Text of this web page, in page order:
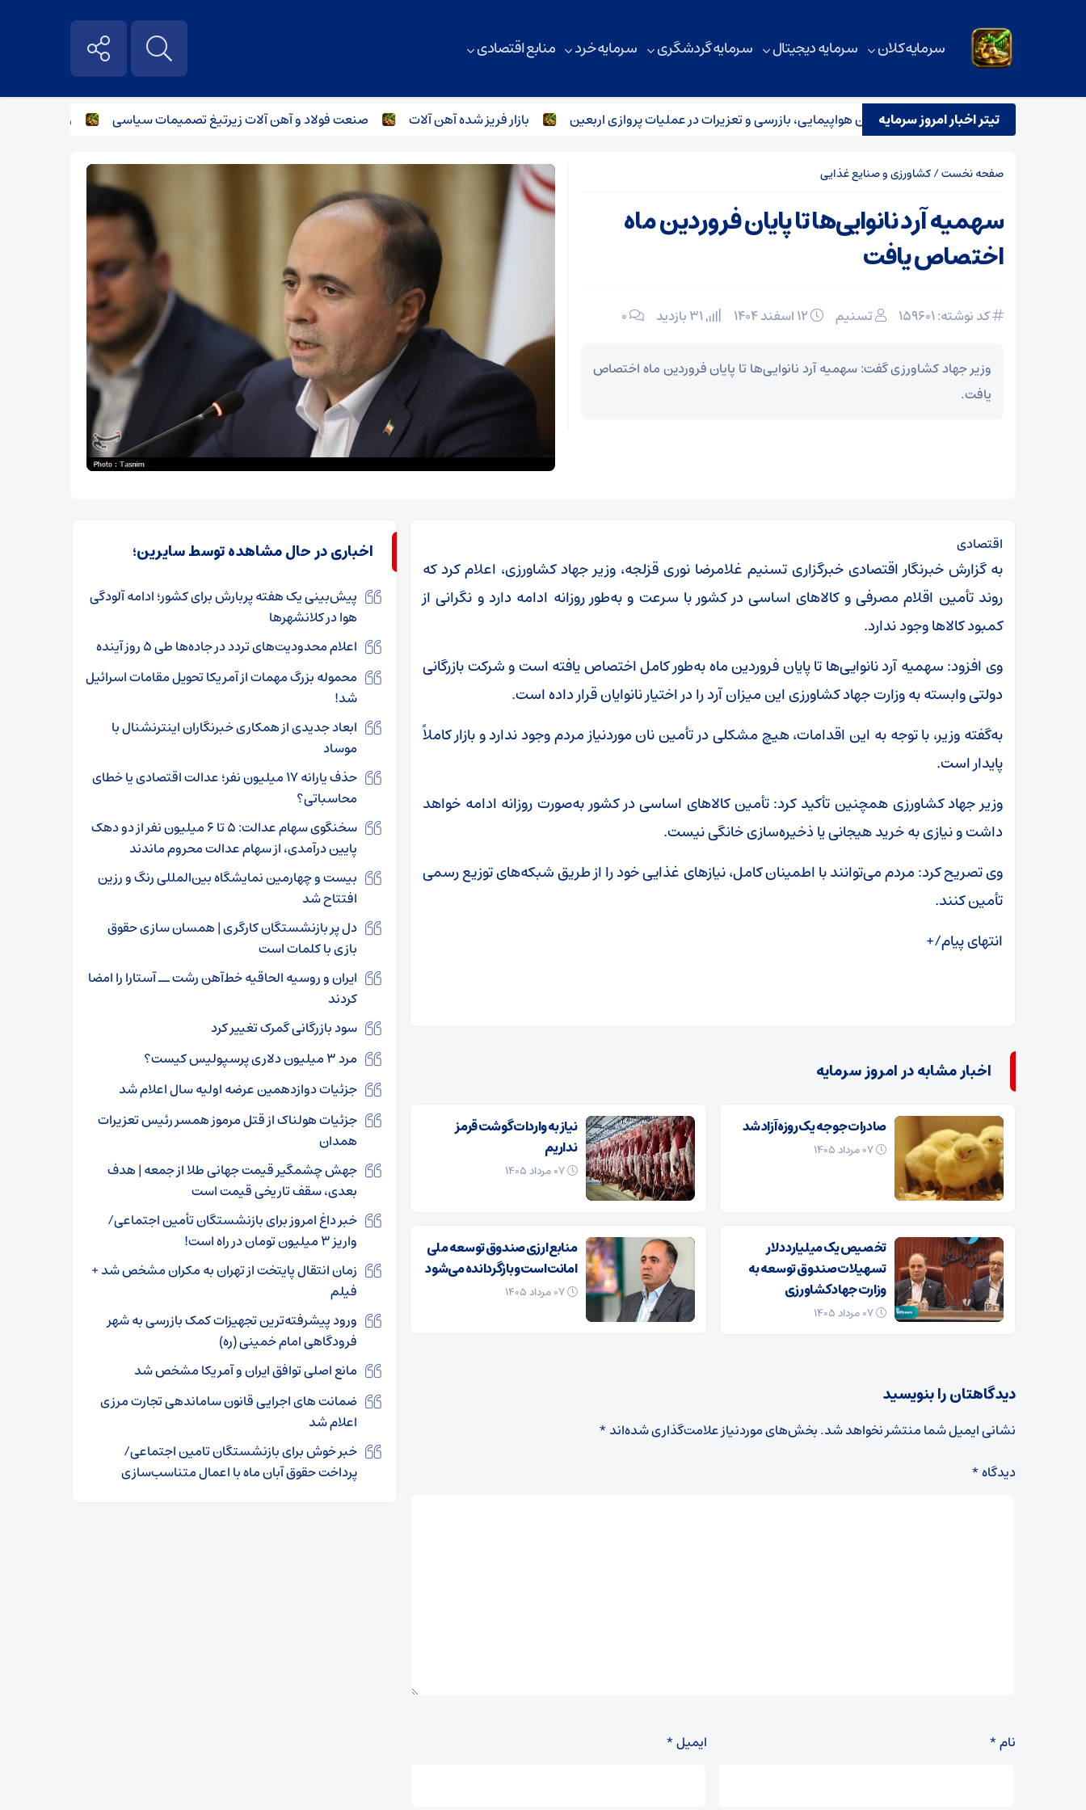
سرمایه کلان سرمایه دیجیتال سرمایه گردشگری سرمایه خرد منابع اقتصادی
تیتر اخبار امروز سرمایه
استقرار تیم مشترک نظارتی سازمان هواپیمایی، بازرسی و تعزیرات در عملیات پروازی اربعین بازار فریز شده آهن آلات صنعت فولاد و آهن آلات زیر‌تیغ تصمیمات سیاسی رگبار پراکنده در
صفحه نخست/کشاورزی و صنایع غذایی
سهمیه آرد نانوایی‌ها تا پایان فروردین ماه
اختصاص یافت
کد نوشته: 159601 تسنیم ۰
وزیر جهاد کشاورزی گفت: سهمیه آرد نانوایی‌ها تا پایان فروردین ماه اختصاص
یافت.
اقتصادی
به گزارش خبرنگار اقتصادی خبرگزاری تسنیم غلامرضا نوری قزلجه، وزیر جهاد کشاورزی، اعلام کرد که
روند تأمین اقلام مصرفی و کالاهای اساسی در کشور با سرعت و به‌طور روزانه ادامه دارد و نگرانی از
کمبود کالاها وجود ندارد.
وی افزود: سهمیه آرد نانوایی‌ها تا پایان فروردین ماه به‌طور کامل اختصاص یافته است و شرکت بازرگانی
دولتی وابسته به وزارت جهاد کشاورزی این میزان آرد را در اختیار نانوایان قرار داده است.
به‌گفته وزیر، با توجه به این اقدامات، هیچ مشکلی در تأمین نان موردنیاز مردم وجود ندارد و بازار کاملاً
پایدار است.
وزیر جهاد کشاورزی همچنین تأکید کرد: تأمین کالاهای اساسی در کشور به‌صورت روزانه ادامه خواهد
داشت و نیازی به خرید هیجانی یا ذخیره‌سازی خانگی نیست.
وی تصریح کرد: مردم می‌توانند با اطمینان کامل، نیازهای غذایی خود را از طریق شبکه‌های توزیع رسمی
تأمین کنند.
انتهای پیام/+
اخبار مشابه در امروز سرمایه
صادرات جوجه یک روزه آزاد شد
نیاز به واردات گوشت قرمز
نداریم
۰۷ مرداد ۱۴۰۵
تخصیص یک میلیارد دلار
تسهیلات صندوق توسعه به
وزارت جهاد کشاورزی
منابع ارزی صندوق توسعه ملی
امانت است و بازگردانده می‌شود
۰۷ مرداد ۱۴۰۵
دیدگاهتان را بنویسید
نشانی ایمیل شما منتشر نخواهد شد.بخش‌های موردنیاز علامت‌گذاری شده‌اند*
دیدگاه*
نام* ایمیل*
اخباری در حال مشاهده توسط سایرین؛
پیش‌بینی یک هفته پربارش برای کشور؛ ادامه آلودگی
هوا در کلانشهرها
اعلام محدودیت‌های تردد در جاده‌ها طی ۵ روز آینده
محموله بزرگ مهمات از آمریکا تحویل مقامات اسرائیل
شد!
ابعاد جدیدی از همکاری خبرنگاران اینترنشنال با
موساد
حذف یارانه ۱۷ میلیون نفر؛ عدالت اقتصادی یا خطای
محاسباتی؟
سخنگوی سهام عدالت: ۵ تا ۶ میلیون نفر از دو دهک
پایین درآمدی، از سهام عدالت محروم ماندند
بیست و چهارمین نمایشگاه بین‌المللی رنگ و رزین
افتتاح شد
دل پر بازنشستگان کارگری | همسان سازی حقوق
بازی با کلمات است
ایران و روسیه الحاقیه خط‌آهن رشت ــ آستارا را امضا
کردند
سود بازرگانی گمرک تغییر کرد
مرد ۳ میلیون دلاری پرسپولیس کیست؟
جزئیات دوازدهمین عرضه اولیه سال اعلام شد
جزئیات هولناک از قتل مرموز همسر رئیس تعزیرات
همدان
جهش چشمگیر قیمت جهانی طلا از جمعه | هدف
بعدی، سقف تاریخی قیمت است
خبر داغ امروز برای بازنشستگان تأمین اجتماعی/
واریز ۳ میلیون تومان در راه است!
زمان انتقال پایتخت از تهران به مکران مشخص شد +
فیلم
ورود پیشرفته‌ترین تجهیزات کمک بازرسی به شهر
فرودگاهی امام خمینی (ره)
مانع اصلی توافق ایران و آمریکا مشخص شد
ضمانت‌ های اجرایی قانون ساماندهی تجارت مرزی
اعلام شد
خبر خوش برای بازنشستگان تامین اجتماعی/
پرداخت حقوق آبان ماه با اعمال متناسب‌سازی